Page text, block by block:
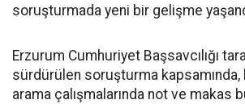
soruşturmada yeni bir gelişme
Erzurum Cumhuriyet Başsavcılığı
sürdürülen soruşturma
arama çalışmalarında not ve makas